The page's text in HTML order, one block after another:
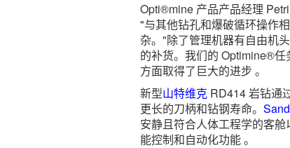
Opti®mine 产品产品经理
"与其他钻孔和爆破循环操作
杂。"除了管理机器有自由机
的补货。我们的 Optimine®
方面取得了巨大的进步 。
新型山特维克RD414 岩钻通
更长的刀柄和钻钢寿命。
安静且符合人体工程学的客
能控制和自动化功能 。